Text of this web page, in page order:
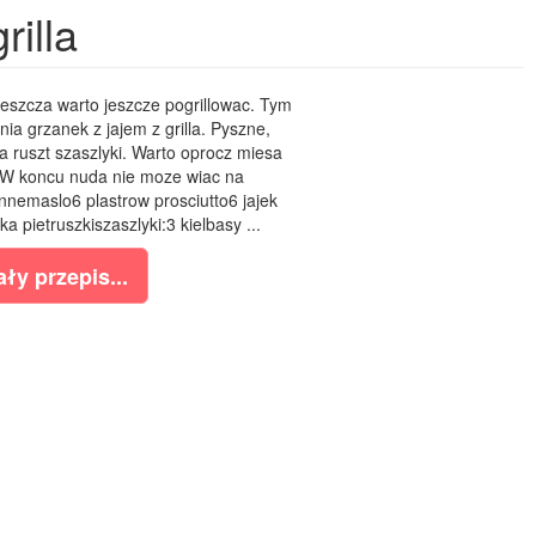
warto jeszcze pogrillowac. Tym
grzanek z jajem z grilla. Pyszne,
ruszt szaszlyki. Warto oprocz miesa
koncu nuda nie moze wiac na
plastrow prosciutto6 jajek
pietruszkiszaszlyki:3 kielbasy ...
przepis...